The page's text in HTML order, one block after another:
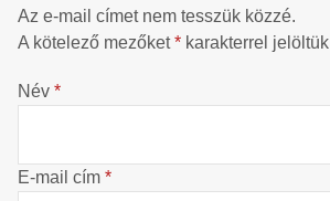
Az e-mail címet nem tesszük közzé.
A kötelező mezőket* karakterrel jelöltük
Név *
E-mail cím *